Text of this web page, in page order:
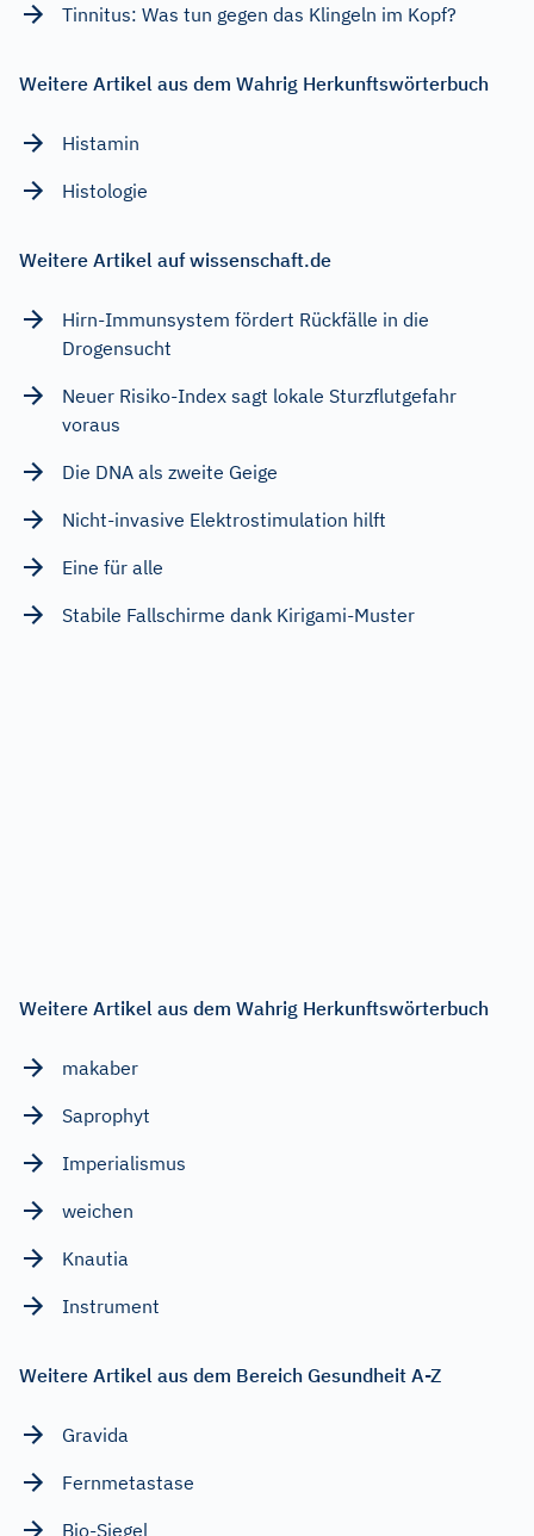
Tinnitus: Was tun gegen das Klingeln im Kopf?
Weitere Artikel aus dem Wahrig Herkunftswörterbuch
Histamin
Histologie
Weitere Artikel auf wissenschaft.de
Hirn-Immunsystem fördert Rückfälle in die
Drogensucht
Neuer Risiko-Index sagt lokale Sturzflutgefahr
voraus
Die DNA als zweite Geige
Nicht-invasive Elektrostimulation hilft
Eine für alle
Stabile Fallschirme dank Kirigami-Muster
Weitere Artikel aus dem Wahrig Herkunftswörterbuch
makaber
Saprophyt
Imperialismus
weichen
Knautia
Instrument
Weitere Artikel aus dem Bereich Gesundheit A-Z
Gravida
Fernmetastase
Bio-Siegel